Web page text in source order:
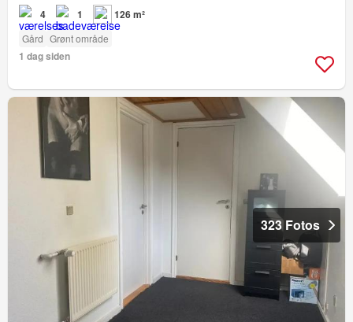
4 1 126 m²
Gård Grønt område
1 dag siden
323 Fotos